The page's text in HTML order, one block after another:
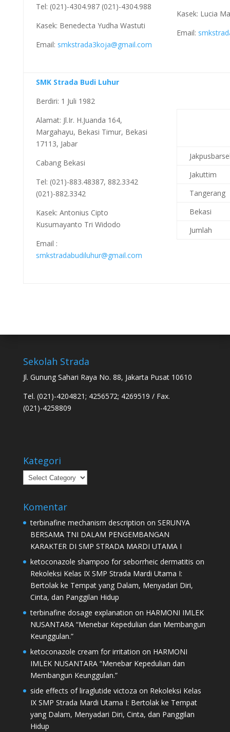
Tel: (021)-4304.987 (021)-4304.988
Kasek: Benedecta Yudha Wastuti
Email: smkstrada3koja@gmail.com
Kasek: Lucia
Email:
SMK Strada Budi Luhur
Berdiri: 1 Juli 1982
Alamat: Jl.Ir. H.Juanda 164,
Margahayu, Bekasi Timur, Bekasi
17113, Jabar
Cabang Bekasi
Tel: (021)-883.48387, 882.3342
(021)-882.3342
Kasek: Antonius Cipto
Kusumayanto Tri Widodo
Email :
smkstradabudiluhur@gmail.com
Jakuttim
Tangerang
Bekasi
Jumlah
Sekolah Strada
Jl. Gunung Sahari Raya No. 88, Jakarta Pusat 10610
Tel. (021)-4204821; 4256572; 4269519 / Fax.
(021)-4258809
Kategori
Kategori
Komentar
terbinafine mechanism description on SERUNYA
BERSAMA TNI DALAM PENGEMBANGAN
KARAKTER DI SMP STRADA MARDI UTAMA I
ketoconazole shampoo for seborrheic dermatitis on
Rekoleksi Kelas IX SMP Strada Mardi Utama I:
Bertolak ke Tempat yang Dalam, Menyadari Diri,
Cinta, dan Panggilan Hidup
terbinafine dosage explanation on HARMONI IMLEK
NUSANTARA “Menebar Kepedulian dan Membangun
Keunggulan.”
ketoconazole cream for irritation on HARMONI
IMLEK NUSANTARA “Menebar Kepedulian dan
Membangun Keunggulan.”
side effects of liraglutide victoza on Rekoleksi Kelas
IX SMP Strada Mardi Utama I: Bertolak ke Tempat
yang Dalam, Menyadari Diri, Cinta, dan Panggilan
Hidup